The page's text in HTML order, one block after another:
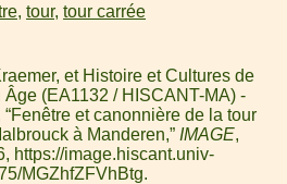
, tour, tour carrée
et Histoire et Cultures de
Âge (EA1132 / HISCANT-MA) -
et canonnière de la tour
à Manderen,” IMAGE,
https://image.hiscant.univ-
MGZhfZFVhBtg.